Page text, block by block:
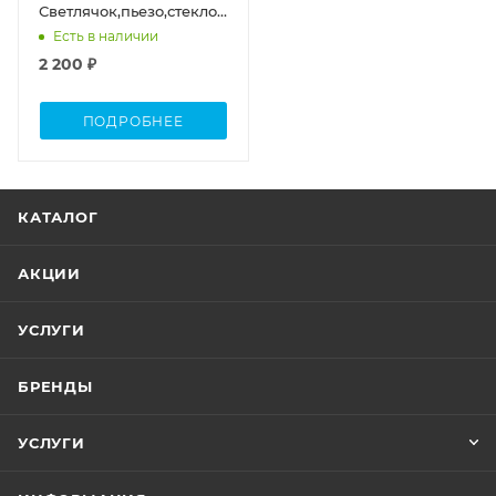
Светлячок,пьезо,стекло
(без баллона)
Есть в наличии
2 200 ₽
ПОДРОБНЕЕ
КАТАЛОГ
АКЦИИ
УСЛУГИ
БРЕНДЫ
УСЛУГИ